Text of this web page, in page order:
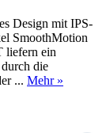
Design mit IPS-
SmoothMotion
liefern ein
die
... Mehr »